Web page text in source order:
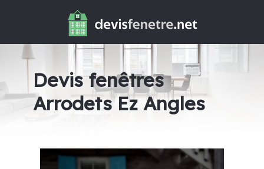
Devis fenêtres
Arrodets Ez Angles